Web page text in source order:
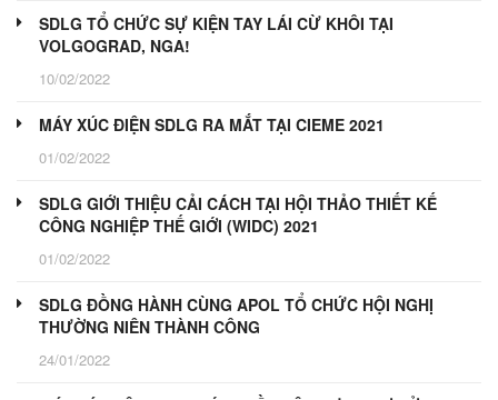
SDLG TỔ CHỨC SỰ KIỆN TAY LÁI CỪ KHÔI TẠI
VOLGOGRAD, NGA!
10/02/2022
MÁY XÚC ĐIỆN SDLG RA MẮT TẠI CIEME 2021
01/02/2022
SDLG GIỚI THIỆU CẢI CÁCH TẠI HỘI THẢO THIẾT KẾ
CÔNG NGHIỆP THẾ GIỚI (WIDC) 2021
01/02/2022
SDLG ĐỒNG HÀNH CÙNG APOL TỔ CHỨC HỘI NGHỊ
THƯỜNG NIÊN THÀNH CÔNG
24/01/2022